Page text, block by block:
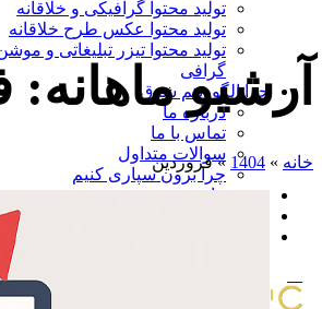
تولید محتوا گرافیکی و خلاقانه
تولید محتوا عکس طرح خلاقانه
تولید محتوا تیزر تبلیغاتی و
گرافی
چرا الگوریتم شرق
درباره ما
تماس با ما
سوالات متداول
چرا برون سپاری کنیم
پروژه ها
آرشیو ماهانه:
خانه »
1404
»فروردین